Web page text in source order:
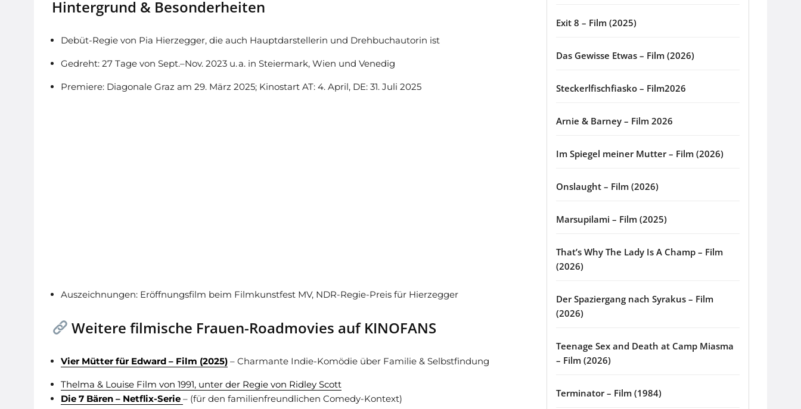
Hintergrund & Besonderheiten
Debüt-Regie von Pia Hierzegger, die auch Hauptdarstellerin und Drehbuchautorin ist
Gedreht: 27 Tage von Sept.–Nov. 2023 u. a. in Steiermark, Wien und Venedig
Premiere: Diagonale Graz am 29. März 2025; Kinostart AT: 4. April, DE: 31. Juli 2025
Auszeichnungen: Eröffnungsfilm beim Filmkunstfest MV, NDR-Regie-Preis für Hierzegger
Weitere filmische Frauen-Roadmovies auf KINOFANS
Vier Mütter für Edward – Film (2025) – Charmante Indie-Komödie über Familie & Selbstfindung
Thelma & Louise Film von 1991, unter der Regie von Ridley Scott
Die 7 Bären – Netflix-Serie – (für den familienfreundlichen Comedy-Kontext)
Exit 8 – Film (2025)
Das Gewisse Etwas – Film (2026)
Steckerlfischfiasko – Film2026
Arnie & Barney – Film 2026
Im Spiegel meiner Mutter – Film (2026)
Onslaught – Film (2026)
Marsupilami – Film (2025)
That’s Why The Lady Is A Champ – Film
(2026)
Der Spaziergang nach Syrakus – Film
(2026)
Teenage Sex and Death at Camp Miasma
– Film (2026)
Terminator – Film (1984)